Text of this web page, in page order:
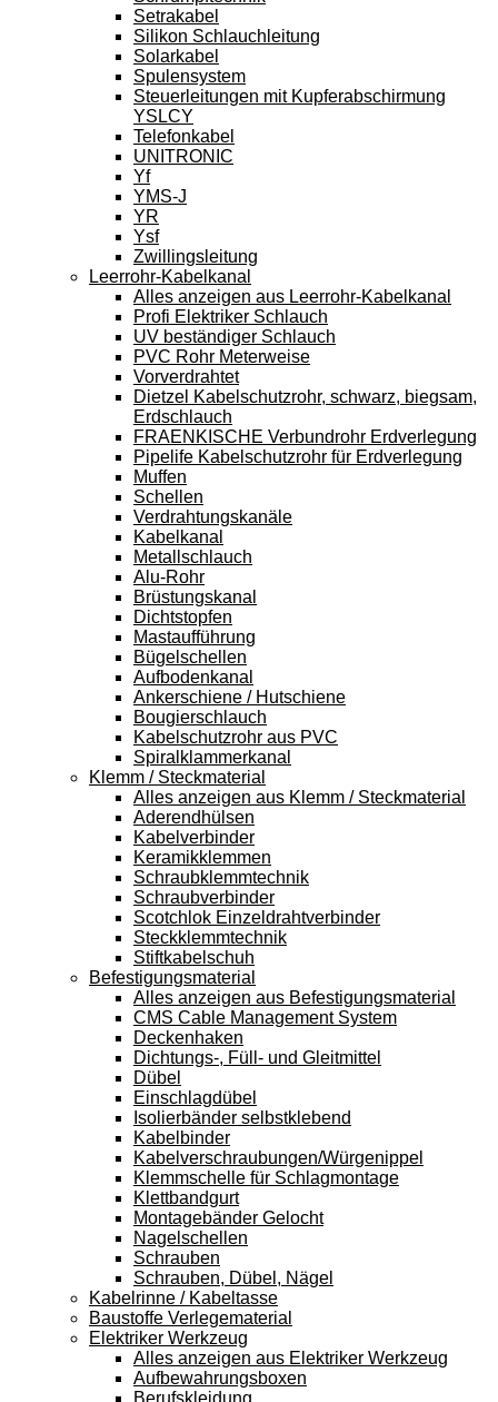
Setrakabel
Silikon Schlauchleitung
Solarkabel
Spulensystem
Steuerleitungen mit Kupferabschirmung
YSLCY
Telefonkabel
UNITRONIC
Yf
YMS-J
YR
Ysf
Zwillingsleitung
Leerrohr-Kabelkanal
Alles anzeigen aus Leerrohr-Kabelkanal
Profi Elektriker Schlauch
UV beständiger Schlauch
PVC Rohr Meterweise
Vorverdrahtet
Dietzel Kabelschutzrohr, schwarz, biegsam,
Erdschlauch
FRAENKISCHE Verbundrohr Erdverlegung
Pipelife Kabelschutzrohr für Erdverlegung
Muffen
Schellen
Verdrahtungskanäle
Kabelkanal
Metallschlauch
Alu-Rohr
Brüstungskanal
Dichtstopfen
Mastaufführung
Bügelschellen
Aufbodenkanal
Ankerschiene / Hutschiene
Bougierschlauch
Kabelschutzrohr aus PVC
Spiralklammerkanal
Klemm / Steckmaterial
Alles anzeigen aus Klemm / Steckmaterial
Aderendhülsen
Kabelverbinder
Keramikklemmen
Schraubklemmtechnik
Schraubverbinder
Scotchlok Einzeldrahtverbinder
Steckklemmtechnik
Stiftkabelschuh
Befestigungsmaterial
Alles anzeigen aus Befestigungsmaterial
CMS Cable Management System
Deckenhaken
Dichtungs-, Füll- und Gleitmittel
Dübel
Einschlagdübel
Isolierbänder selbstklebend
Kabelbinder
Kabelverschraubungen/Würgenippel
Klemmschelle für Schlagmontage
Klettbandgurt
Montagebänder Gelocht
Nagelschellen
Schrauben
Schrauben, Dübel, Nägel
Kabelrinne / Kabeltasse
Baustoffe Verlegematerial
Elektriker Werkzeug
Alles anzeigen aus Elektriker Werkzeug
Aufbewahrungsboxen
Berufskleidung